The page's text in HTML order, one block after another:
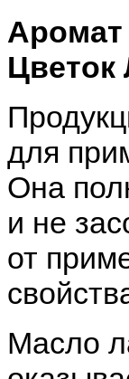
Аромат
Цветок
для
Она
и не
от
Масло